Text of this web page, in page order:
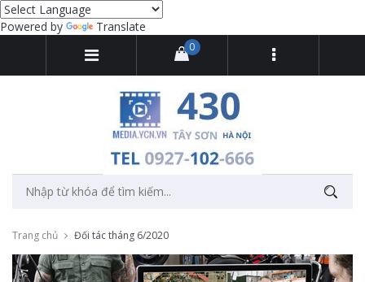
Powered by Translate
0
Trang chủ Đối tác tháng 6/2020